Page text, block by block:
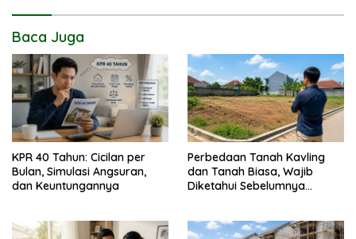
Baca Juga
KPR 40 Tahun: Cicilan per
Bulan, Simulasi Angsuran,
dan Keuntungannya
Perbedaan Tanah Kavling
dan Tanah Biasa, Wajib
Diketahui Sebelumnya